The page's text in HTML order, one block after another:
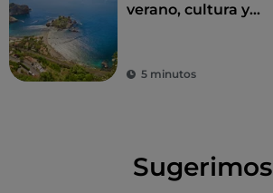
verano, cultura y
5 minutos
Sugerimos